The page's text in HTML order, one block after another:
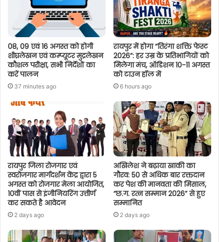
08, 09 एवं 16 अगस्त को होगी
शीघ्रलेखन एवं कम्प्यूटर मुद्रलेखन
कौशल परीक्षा, सभी निर्देशों का
करें पालन
37 minutes ago
रायपुर में होगा “तिरंगा शक्ति फेस्ट
2026”: हर उम्र के प्रतिभागियों को
मिलेगा मंच, ऑडिशन 10-11 अगस्त
को टाउन हॉल में
6 hours ago
रायपुर जिला रोजगार एवं
स्वरोजगार मार्गदर्शन केंद्र द्वारा 5
अगस्त को रोजगार मेला आयोजित,
10वीं पास से इंजीनियरिंग उत्तीर्ण
कर सकते है आवेदन
2 days ago
अखिलेश ने बढ़ाया खाकी का
गौरव: 50 से अधिक बार रक्तदान
कर पेश की मानवता की मिसाल,
“छ.ग. रत्न सम्मान 2026” से हुए
सम्मानित
2 days ago